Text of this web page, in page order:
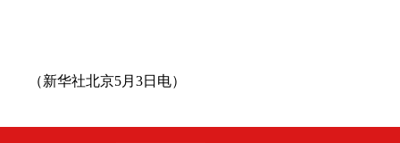
（新华社北京5月3日电）